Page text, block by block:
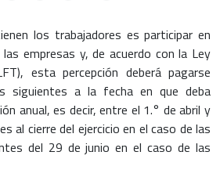
los trabajadores es participar en
empresas y, de acuerdo con la Ley
esta percepción deberá pagarse
siguientes a la fecha en que deba
anual, es decir, entre el 1.° de abril y
al cierre del ejercicio en el caso de las
del 29 de junio en el caso de las